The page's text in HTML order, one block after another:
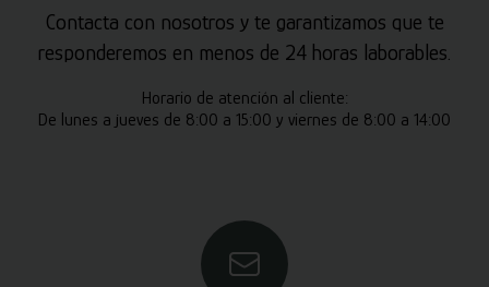
Contacta con nosotros y te garantizamos que te
responderemos en menos de 24 horas laborables.
Horario de atención al cliente:
De lunes a jueves de 8:00 a 15:00 y viernes de 8:00 a 14:00